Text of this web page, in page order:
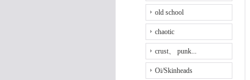
old school
chaotic
crust、 punk...
Oi/Skinheads